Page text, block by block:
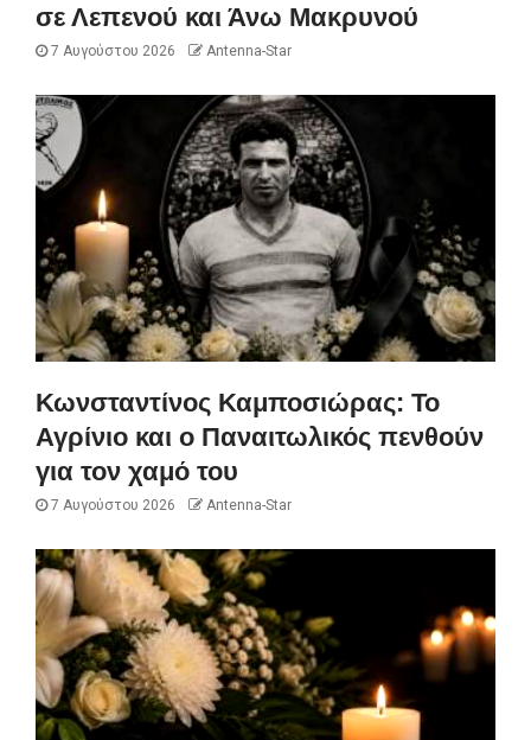
σε Λεπενού και Άνω Μακρυνού
7 Αυγούστου 2026 Antenna-Star
Κωνσταντίνος Καμποσιώρας: Το
Αγρίνιο και ο Παναιτωλικός πενθούν
για τον χαμό του
7 Αυγούστου 2026 Antenna-Star